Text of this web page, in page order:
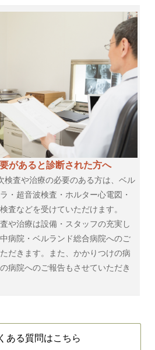
があると診断された方へ
検査や治療の必要のある方は、ベル
・超音波検査・ホルター心電図・
査などを受けていただけます。
や治療は設備・スタッフの充実し
病院・ベルランド総合病院へのご
だきます。また、かかりつけの病
病院へのご報告もさせていただき
ある質問はこちら